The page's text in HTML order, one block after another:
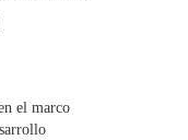
el marco